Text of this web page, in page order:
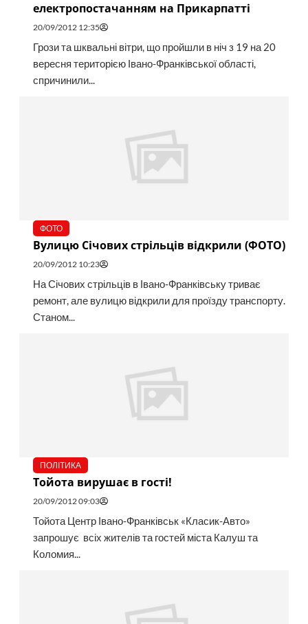
електропостачанням на Прикарпатті
20/09/2012 12:35
Грози та шквальні вітри, що пройшли в ніч з 19 на 20
вересня територією Івано-Франківської області,
спричинили...
ФОТО
Вулицю Січових стрільців відкрили (ФОТО)
20/09/2012 10:23
На Січових стрільців в Івано-Франківську триває
ремонт, але вулицю відкрили для проїзду транспорту.
Станом...
ПОЛІТИКА
Тойота вирушає в гості!
20/09/2012 09:03
Тойота Центр Івано-Франківськ «Класик-Авто»
запрошує всіх жителів та гостей міста Калуш та
Коломия...